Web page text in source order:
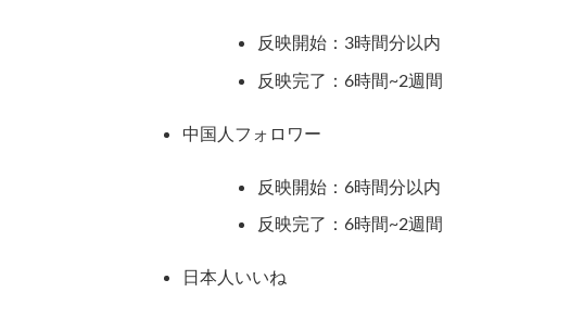
反映開始：3時間分以内
反映完了：6時間~2週間
中国人フォロワー
反映開始：6時間分以内
反映完了：6時間~2週間
日本人いいね